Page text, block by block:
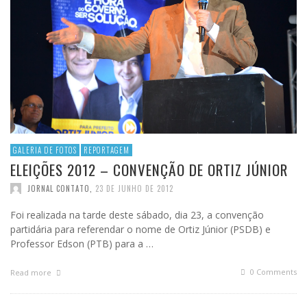
GALERIA DE FOTOS REPORTAGEM
ELEIÇÕES 2012 – CONVENÇÃO DE ORTIZ JÚNIOR
JORNAL CONTATO 23 DE JUNHO DE 2012
Foi realizada na tarde deste sábado, dia 23, a convenção
partidária para referendar o nome de Ortiz Júnior (PSDB) e
Professor Edson (PTB) para a …
Read more 0 Comments